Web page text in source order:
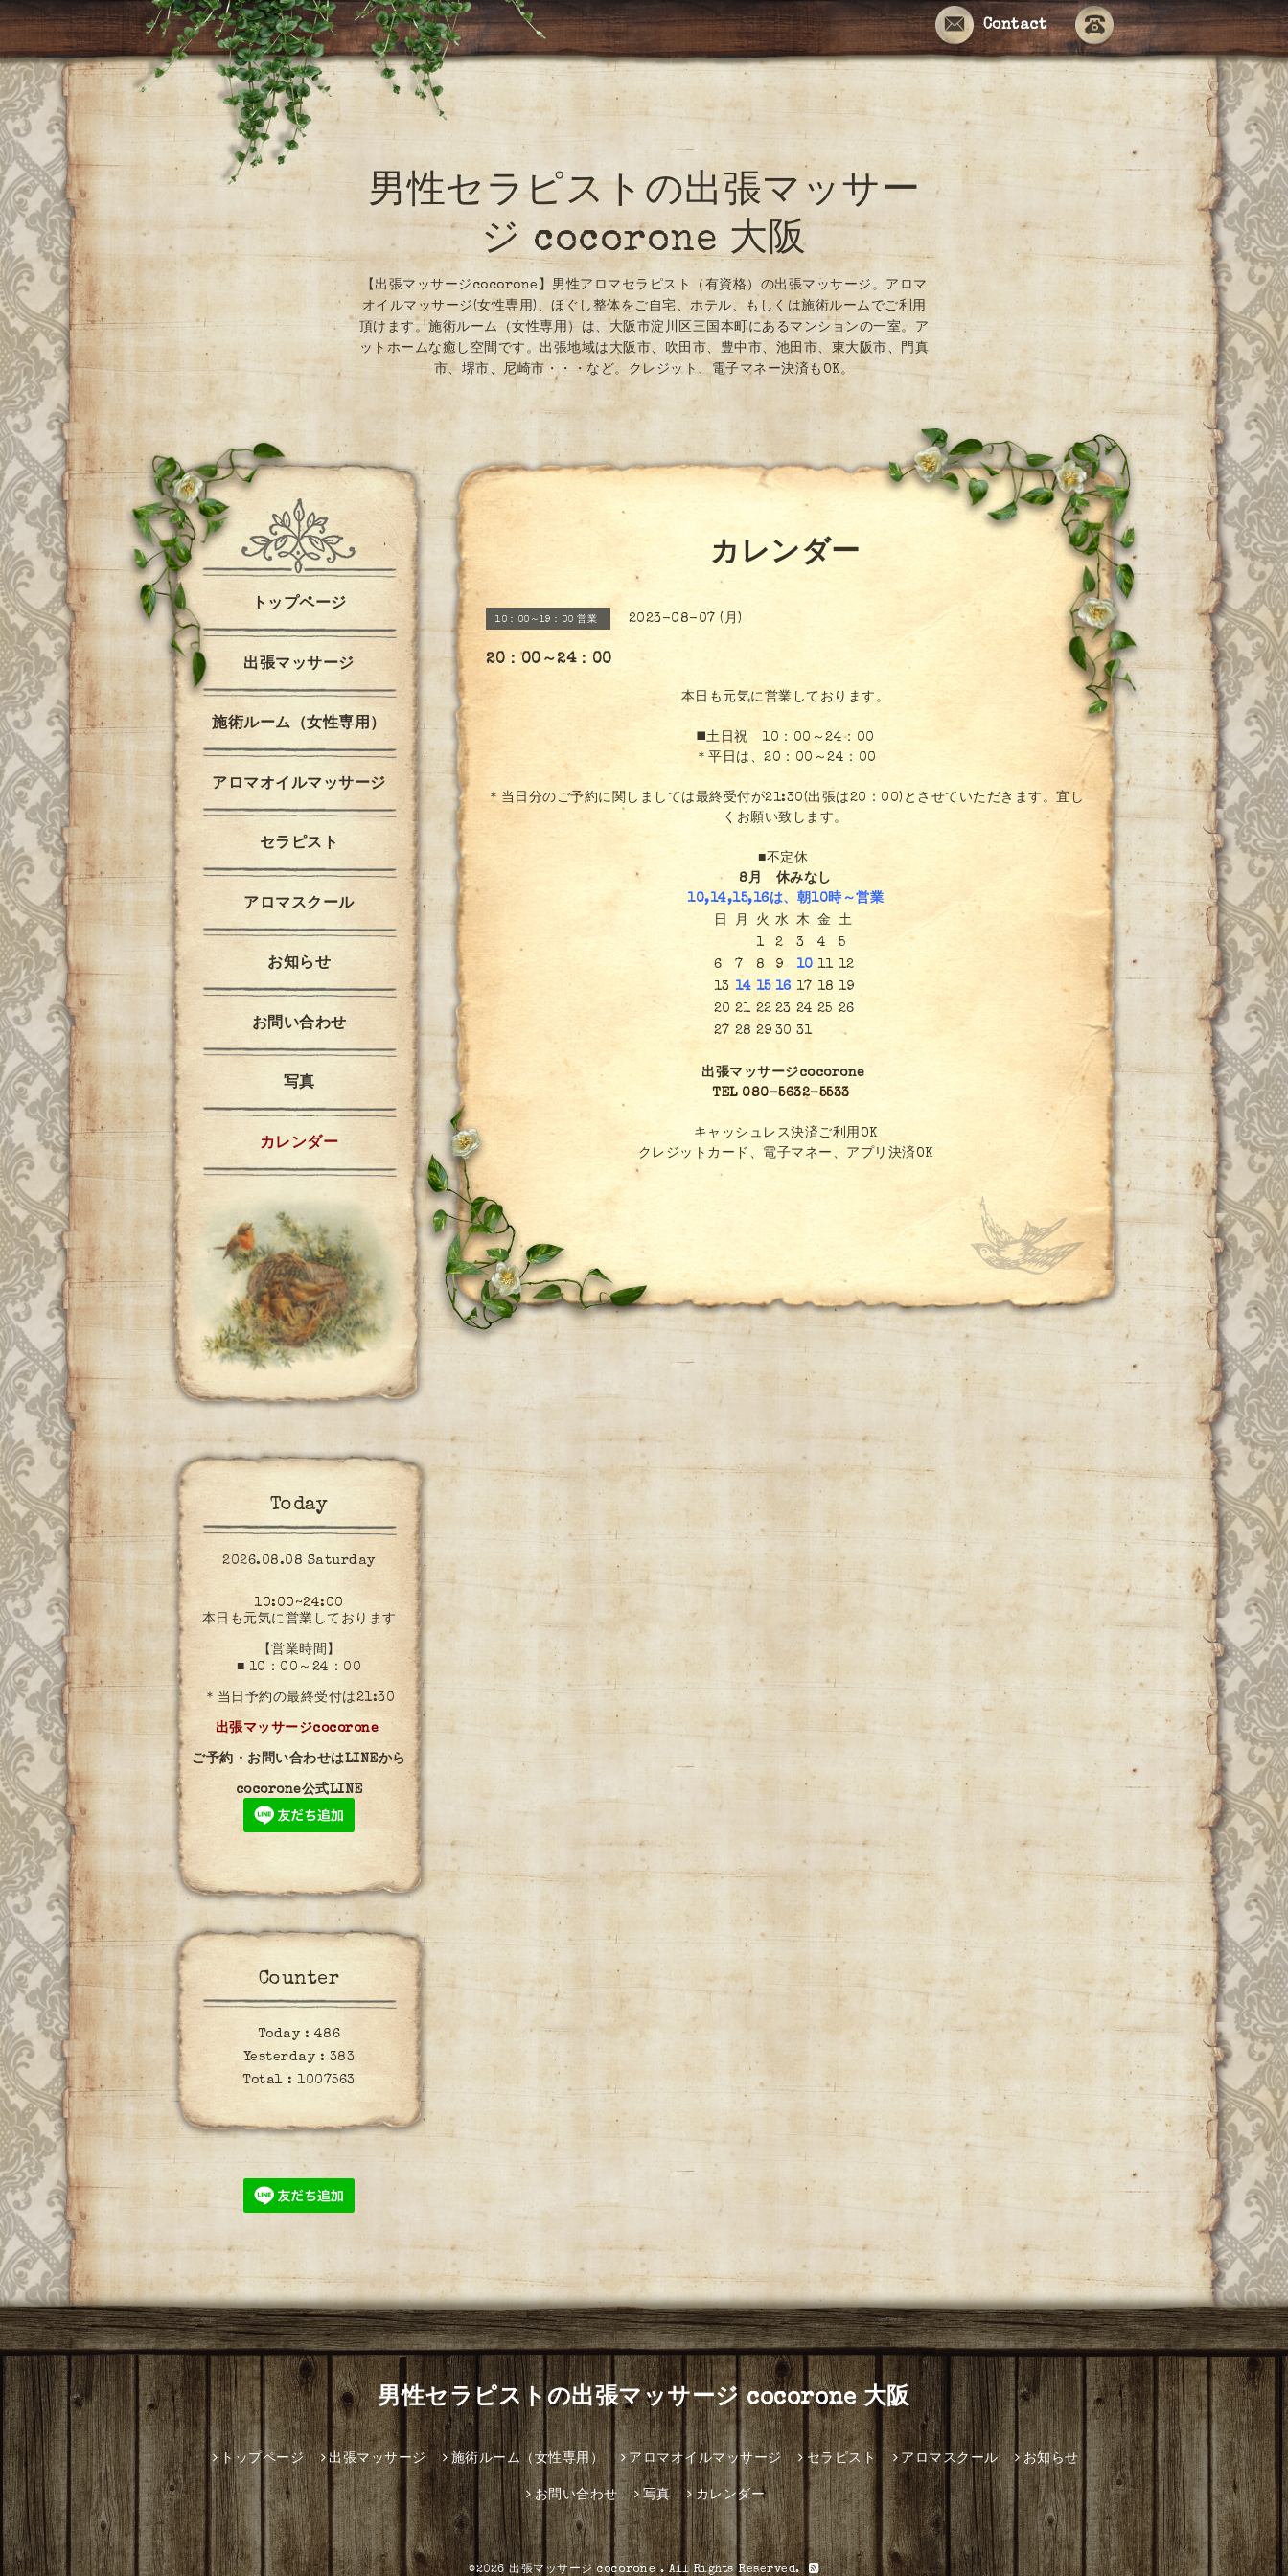
Contact
男性セラピストの出張マッサー
ジ cocorone 大阪
【出張マッサージcocorone】男性アロマセラピスト（有資格）の出張マッサージ。アロマ
オイルマッサージ(女性専用)、ほぐし整体をご自宅、ホテル、もしくは施術ルームでご利用
頂けます。施術ルーム（女性専用）は、大阪市淀川区三国本町にあるマンションの一室。ア
ットホームな癒し空間です。出張地域は大阪市、吹田市、豊中市、池田市、東大阪市、門真
市、堺市、尼崎市・・・など。クレジット、電子マネー決済もOK。
カレンダー
10：00～19：00 営業 2023-08-07 (月)
20：00～24：00
本日も元気に営業しております。
◼️土日祝 10：00～24：00
＊平日は、20：00～24：00
＊当日分のご予約に関しましては最終受付が21:30(出張は20：00)とさせていただきます。宜し
くお願い致します。
■不定休
8月 休みなし
10,14,15,16は、朝10時～営業
日
月 火 水 木 金
土
1
2 3 4
5
6
7 8 9 10 11 12
13 14 15 16 17 18 19
20 21 22 23 24 25 26
27 28 29 30 31
出張マッサージcocorone
TEL 080-5632-5533
キャッシュレス決済ご利用OK
クレジットカード、電子マネー、アプリ決済OK
トップページ
出張マッサージ
施術ルーム（女性専用）
アロマオイルマッサージ
セラピスト
アロマスクール
お知らせ
お問い合わせ
写真
カレンダー
Today
2026.08.08 Saturday
10:00~24:00
本日も元気に営業しております
【営業時間】
■ 10：00～24：00
＊当日予約の最終受付は21:30
出張マッサージcocorone
ご予約・お問い合わせはLINEから
cocorone公式LINE
Counter
Today : 486
Yesterday : 383
Total :1007563
男性セラピストの出張マッサージ cocorone 大阪
トップページ 出張マッサージ 施術ルーム（女性専用） アロマオイルマッサージ セラピスト アロマスクール お知らせ
お問い合わせ 写真 カレンダー
©2026出張マッサージ cocorone. All Rights Reserved.